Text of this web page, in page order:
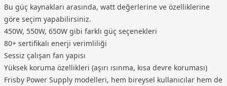
Bu güç kaynakları arasında, watt değerlerine ve özelliklerine
göre seçim yapabilirsiniz.
450W, 550W, 650W gibi farklı güç seçenekleri
80+ sertifikalı enerji verimliliği
Sessiz çalışan fan yapısı
Yüksek koruma özellikleri (aşırı ısınma, kısa devre koruması)
Frisby Power Supply modelleri, hem bireysel kullanıcılar hem de